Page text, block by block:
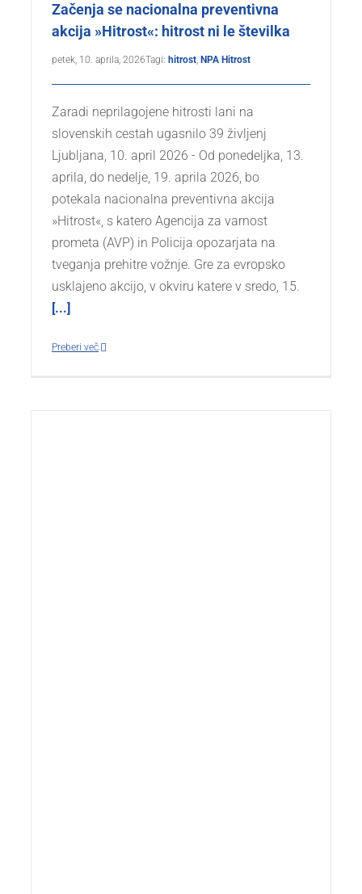
Začenja se nacionalna preventivna
akcija »Hitrost«: hitrost ni le številka
petek, 10. aprila, 2026Tagi: hitrost, NPA Hitrost
Zaradi neprilagojene hitrosti lani na
slovenskih cestah ugasnilo 39 življenj
Ljubljana, 10. april 2026 - Od ponedeljka, 13.
aprila, do nedelje, 19. aprila 2026, bo
potekala nacionalna preventivna akcija
»Hitrost«, s katero Agencija za varnost
prometa (AVP) in Policija opozarjata na
tveganja prehitre vožnje. Gre za evropsko
usklajeno akcijo, v okviru katere v sredo, 15.
[...]
Preberi več